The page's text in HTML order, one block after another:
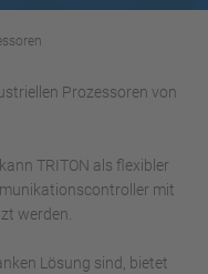
Prozessoren von
TRITON als flexibler
mit
werden.
Lösung sind, bietet